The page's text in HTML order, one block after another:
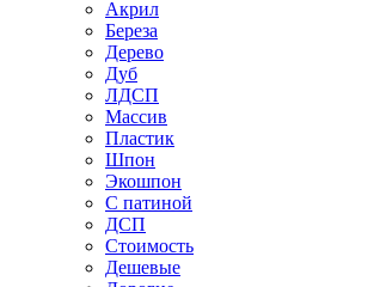
Акрил
Береза
Дерево
Дуб
ЛДСП
Массив
Пластик
Шпон
Экошпон
С патиной
ДСП
Стоимость
Дешевые